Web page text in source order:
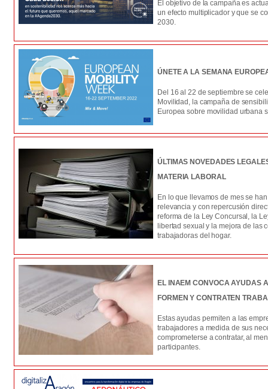
El objetivo de la campaña es
un efecto multiplicador y que se
2030.
ÚNETE A LA SEMANA
Del 16 al 22 de septiembre se
Movilidad, la campaña de
Europea sobre movilidad urbana
ÚLTIMAS NOVEDADES
MATERIA LABORAL
En lo que llevamos de mes se
relevancia y con repercusión
reforma de la Ley Concursal, la
libertad sexual y la mejora de las
trabajadoras del hogar.
EL INAEM CONVOCA AYUDAS
FORMEN Y CONTRATEN
Estas ayudas permiten a las
trabajadores a medida de sus
comprometerse a contratar, al
participantes.